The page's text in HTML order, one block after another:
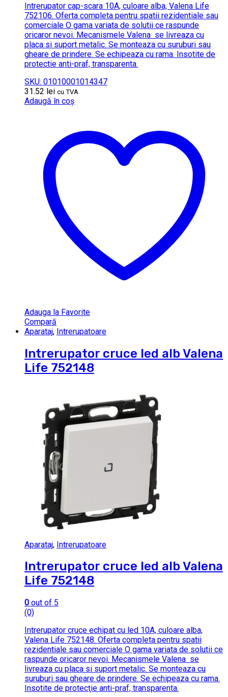
Intrerupator cap-scara 10A, culoare alba, Valena Life
752106. Oferta completa pentru spatii rezidentiale sau
comerciale O gama variata de solutii ce raspunde
oricaror nevoi. Mecanismele Valena se livreaza cu
placa si suport metalic. Se monteaza cu suruburi sau
gheare de prindere. Se echipeaza cu rama. Insotite de
protectie anti-praf, transparenta.
SKU: 01010001014347
31.52 lei cu TVA
Adaugă în coș
Adauga la Favorite
Compară
Aparataj, Intrerupatoare
Intrerupator cruce led alb Valena
Life 752148
Aparataj, Intrerupatoare
Intrerupator cruce led alb Valena
Life 752148
0 out of 5
(0)
Intrerupator cruce echipat cu led 10A, culoare alba,
Valena Life 752148. Oferta completa pentru spatii
rezidentiale sau comerciale O gama variata de solutii ce
raspunde oricaror nevoi. Mecanismele Valena se
livreaza cu placa si suport metalic. Se monteaza cu
suruburi sau gheare de prindere. Se echipeaza cu rama.
Insotite de protecţie anti-praf, transparenta.